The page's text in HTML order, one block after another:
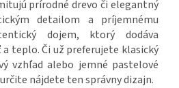
prírodné drevo či elegantný
detailom a príjemnému
dojem, ktorý dodáva
teplo. Či už preferujete klasický
vzhľad alebo jemné pastelové
nájdete ten správny dizajn.